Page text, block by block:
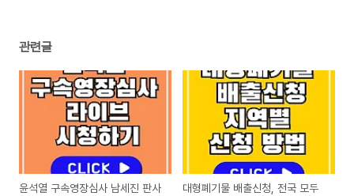
관련글
윤석열 구속영장심사 남세진 판사
대형폐기물 배출신청, 전국 모두